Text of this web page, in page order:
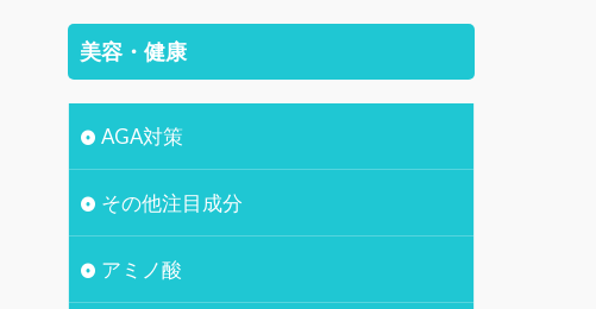
美容・健康
AGA対策
その他注目成分
アミノ酸